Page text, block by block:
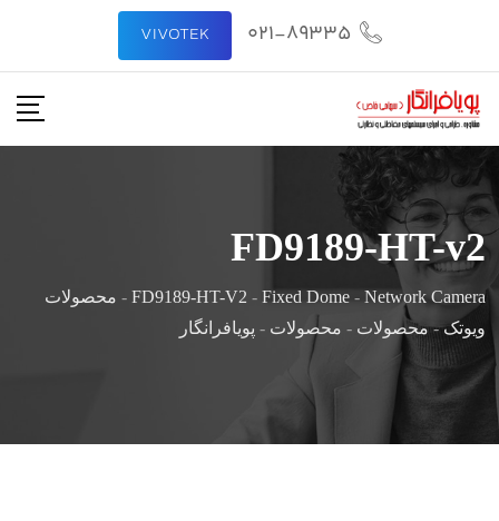
021-89335
VIVOTEK
FD9189-HT-v2
FD9189-HT-V2 - Fixed Dome - Network Camera
- محصولات
ویوتک-محصولات - محصولات - پویافرانگار